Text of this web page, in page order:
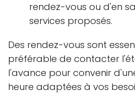
rendez-vous ou d'en
services proposés.
Des rendez-vous sont
préférable de contacter
l'avance pour convenir
heure adaptées à vos